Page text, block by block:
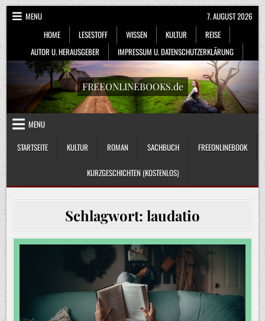
Skip
to
content
MENU
HOME
LESESTOFF WISSEN KULTUR
REISE
AUTOR U. HERAUSGEBER
IMPRESSUM U. DATENSCHUTZERKLÄRUNG
7. AUGUST 2026
FREEONLINEBOOKS.de
MENU
STARTSEITE
KULTUR ROMAN SACHBUCH FREEONLINEBOOK
KURZGESCHICHTEN (KOSTENLOS)
Schlagwort: laudatio